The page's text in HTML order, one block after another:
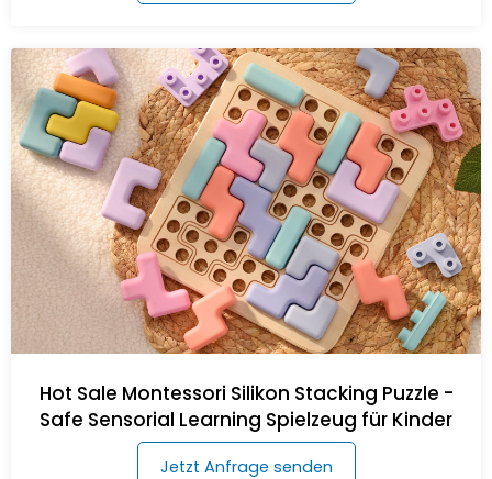
Hot Sale Montessori Silikon Stacking Puzzle -
Safe Sensorial Learning Spielzeug für Kinder
Jetzt Anfrage senden